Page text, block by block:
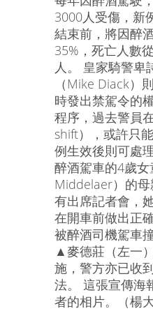
3000人受傷，新
結束前，將因醉
35%，死亡人數
人。 皇家騎警卑
（Mike Diack）
時發出禁駕令的
程序，過去警員
shift），或許只
例生效後則可處
醉酒駕車的4歲
Middelaer）的
有出席記者會，
在開車前做出正
被醉酒司機駕車
▲麥德莊（左一
施，警方亦已收
法。 這張宣傳海
者的相片。（楊